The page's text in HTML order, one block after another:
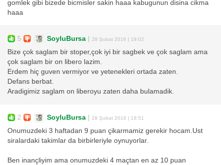
gomlek gibi bizede bicmisler sakin haaa kabugunun disina cikma
haaa
5 SoyluBursa 28 Şubat 2016 | 19:02
Bize çok saglam bir stoper,çok iyi bir sagbek ve çok saglam ama
çok saglam bir on libero lazim.
Erdem hiç guven vermiyor ve yetenekleri ortada zaten.
Defans berbat.
Aradigimiz saglam on liberoyu zaten daha bulamadik.
2 SoyluBursa 28 Şubat 2016 | 18:51
Onumuzdeki 3 haftadan 9 puan çikarmamiz gerekir hocam.Ust
siralardaki takimlar da birbirleriyle oynuyorlar.
Ben inançliyim ama onumuzdeki 4 maçtan en az 10 puan